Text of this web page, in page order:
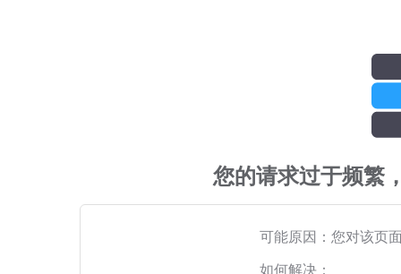
您的请求过于频繁
可能原因：您对该页
如何解决：